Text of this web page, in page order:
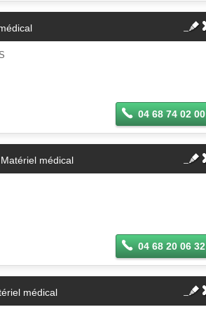
04 68 74 02 00
médical
04 68 20 06 32
médical